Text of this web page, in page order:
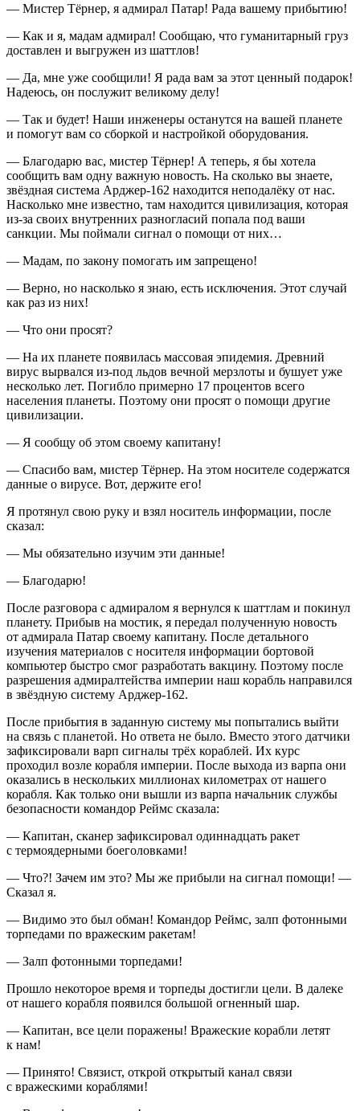
— Мистер Тёрнер, я адмирал Патар! Рада вашему прибытию!
— Как и я, мадам адмирал! Сообщаю, что гуманитарный груз
доставлен и выгружен из шаттлов!
— Да, мне уже сообщили! Я рада вам за этот ценный подарок!
Надеюсь, он послужит великому делу!
— Так и будет! Наши инженеры останутся на вашей планете
и помогут вам со сборкой и настройкой оборудования.
— Благодарю вас, мистер Тёрнер! А теперь, я бы хотела
сообщить вам одну важную новость. На сколько вы знаете,
звёздная система Арджер-162 находится неподалёку от нас.
Насколько мне известно, там находится цивилизация, которая
из-за своих внутренних разногласий попала под ваши
санкции. Мы поймали сигнал о помощи от них…
— Мадам, по закону помогать им запрещено!
— Верно, но насколько я знаю, есть исключения. Этот случай
как раз из них!
— Что они просят?
— На их планете появилась массовая эпидемия. Древний
вирус вырвался из-под льдов вечной мерзлоты и бушует уже
несколько лет. Погибло примерно 17 процентов всего
населения планеты. Поэтому они просят о помощи другие
цивилизации.
— Я сообщу об этом своему капитану!
— Спасибо вам, мистер Тёрнер. На этом носителе содержатся
данные о вирусе. Вот, держите его!
Я протянул свою руку и взял носитель информации, после
сказал:
— Мы обязательно изучим эти данные!
— Благодарю!
После разговора с адмиралом я вернулся к шаттлам и покинул
планету. Прибыв на мостик, я передал полученную новость
от адмирала Патар своему капитану. После детального
изучения материалов с носителя информации бортовой
компьютер быстро смог разработать вакцину. Поэтому после
разрешения адмиралтейства империи наш корабль направился
в звёздную систему Арджер-162.
После прибытия в заданную систему мы попытались выйти
на связь с планетой. Но ответа не было. Вместо этого датчики
зафиксировали варп сигналы трёх кораблей. Их курс
проходил возле корабля империи. После выхода из варпа они
оказались в нескольких миллионах километрах от нашего
корабля. Как только они вышли из варпа начальник службы
безопасности командор Реймс сказала:
— Капитан, сканер зафиксировал одиннадцать ракет
с термоядерными боеголовками!
— Что?! Зачем им это? Мы же прибыли на сигнал помощи! —
Сказал я.
— Видимо это был обман! Командор Реймс, залп фотонными
торпедами по вражеским ракетам!
— Залп фотонными торпедами!
Прошло некоторое время и торпеды достигли цели. В далеке
от нашего корабля появился большой огненный шар.
— Капитан, все цели поражены! Вражеские корабли летят
к нам!
— Принято! Связист, открой открытый канал связи
с вражескими кораблями!